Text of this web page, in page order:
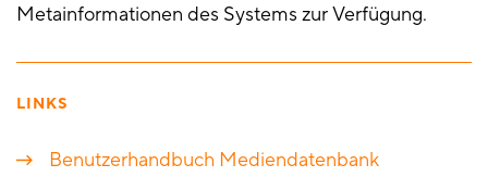
Metainformationen des Systems zur Verfügung.
LINKS
Benutzerhandbuch Mediendatenbank